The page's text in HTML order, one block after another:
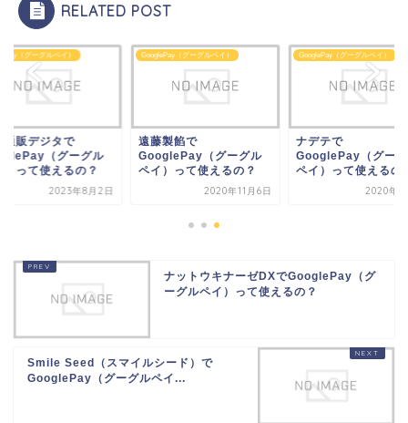
RELATED POST
（グーグルペイ）
通販デジタで
（グーグル
）って使えるの？
2023年8月2日
GooglePay（グーグルペイ）
遠藤製餡で
GooglePay（グーグル
ペイ）って使えるの？
2020年11月6日
GooglePay（グーグルペイ）
ナデテで
GooglePay（グー
ペイ）って使えるの
2020年9
ナットウキナーゼDXでGooglePay（グ
ーグルペイ）って使えるの？
Smile Seed（スマイルシード）で
GooglePay（グーグルペイ...